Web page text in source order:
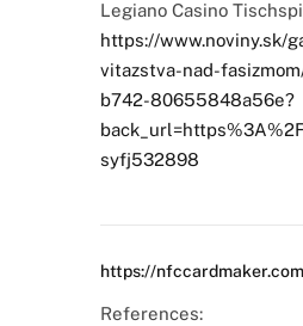
Legiano Casino
https://www.noviny.sk/
vitazstva-nad-
b742-80655848a56e?
syfj532898
https://nfccardmaker.com
References: